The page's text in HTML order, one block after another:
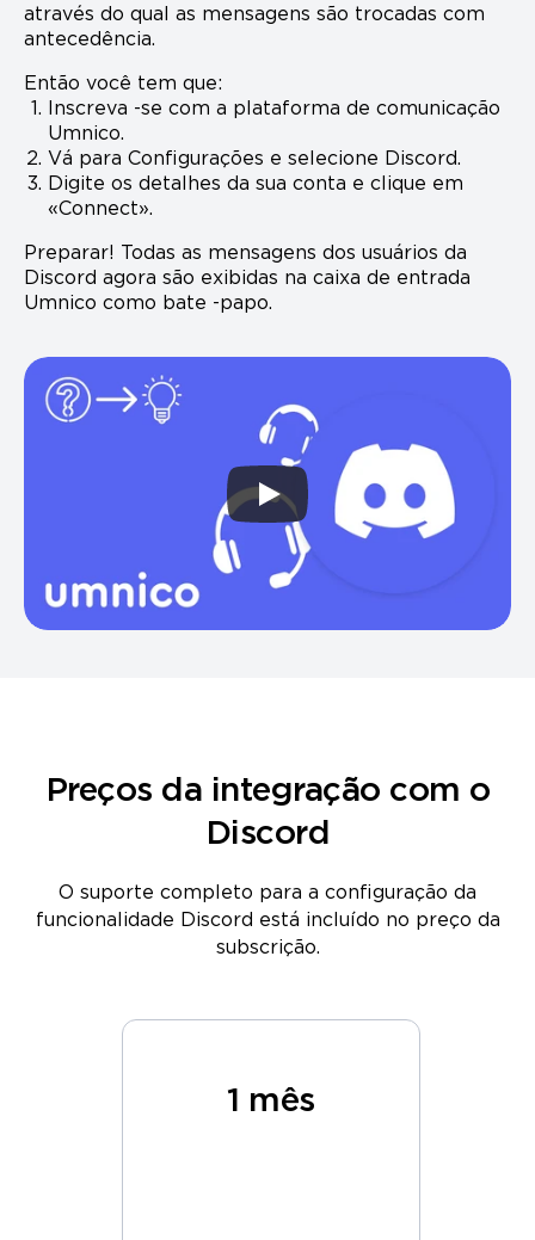
através do qual as mensagens são trocadas com
antecedência.
Então você tem que:
Inscreva -se com a plataforma de comunicação
Umnico.
Vá para Configurações e selecione Discord.
Digite os detalhes da sua conta e clique em
«Connect».
Preparar! Todas as mensagens dos usuários da
Discord agora são exibidas na caixa de entrada
Umnico como bate -papo.
Preços da integração com o
Discord
O suporte completo para a configuração da
funcionalidade Discord está incluído no preço da
subscrição.
1 mês